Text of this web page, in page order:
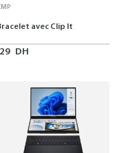
avec Clip It
29 DH